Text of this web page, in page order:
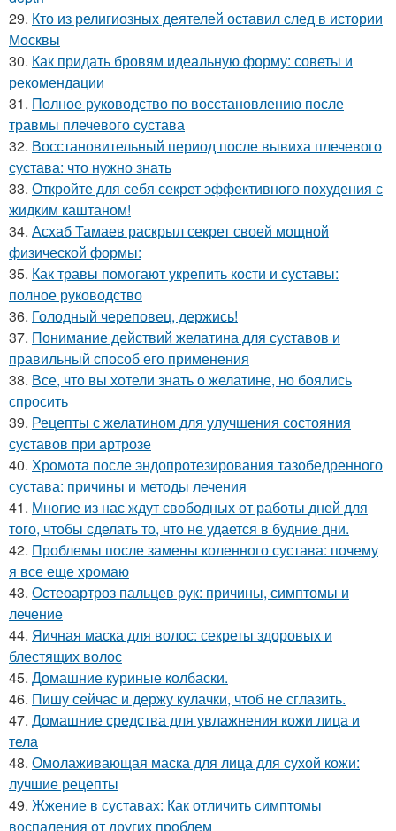
29. Кто из религиозных деятелей оставил след в истории
Москвы
30. Как придать бровям идеальную форму: советы и
рекомендации
31. Полное руководство по восстановлению после
травмы плечевого сустава
32. Восстановительный период после вывиха плечевого
сустава: что нужно знать
33. Откройте для себя секрет эффективного похудения с
жидким каштаном!
34. Асхаб Тамаев раскрыл секрет своей мощной
физической формы:
35. Как травы помогают укрепить кости и суставы:
полное руководство
36. Голодный череповец, держись!
37. Понимание действий желатина для суставов и
правильный способ его применения
38. Все, что вы хотели знать о желатине, но боялись
спросить
39. Рецепты с желатином для улучшения состояния
суставов при артрозе
40. Хромота после эндопротезирования тазобедренного
сустава: причины и методы лечения
41. Многие из нас ждут свободных от работы дней для
того, чтобы сделать то, что не удается в будние дни.
42. Проблемы после замены коленного сустава: почему
я все еще хромаю
43. Остеоартроз пальцев рук: причины, симптомы и
лечение
44. Яичная маска для волос: секреты здоровых и
блестящих волос
45. Домашние куриные колбаски.
46. Пишу сейчас и держу кулачки, чтоб не сглазить.
47. Домашние средства для увлажнения кожи лица и
тела
48. Омолаживающая маска для лица для сухой кожи:
лучшие рецепты
49. Жжение в суставах: Как отличить симптомы
воспаления от других проблем